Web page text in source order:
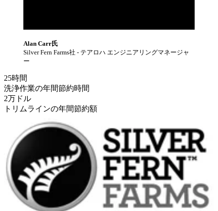
Alan Carr氏
Silver Fern Farms社 - テアロハ エンジニアリングマネージャ
ー
25時間
洗浄作業の年間節約時間
2万 ドル
トリムラインの年間節約額